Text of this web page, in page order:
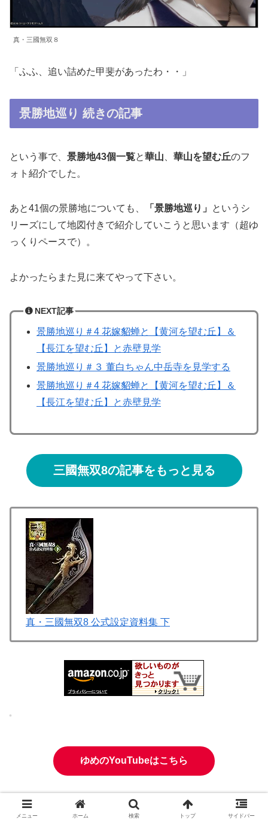
真・三國無双８
「ふふ、追い詰めた甲斐があったわ・・」
景勝地巡り 続きの記事
という事で、 景勝地43個一覧と華山 華山を望む丘のフ
ォト紹介でした。
あと41個の景勝地についても、 「景勝地巡り」
というシ
リーズにして地図付きで紹介していこうと思います（超ゆ
っくりペースで）。
よかったらまた見に来てやって下さい。
NEXT記事
景勝地巡り＃4 花嫁貂蝉と【黄河を望む丘】＆
【長江を望む丘】と赤壁見学
景勝地巡り＃３ 董白ちゃん中岳寺を見学する
景勝地巡り＃4 花嫁貂蝉と【黄河を望む丘】＆
【長江を望む丘】と赤壁見学
三國無双8の記事をもっと見る
真・三國無双8 公式設定資料集 下
ゆめのYouTubeはこちら
Xはこちら ご質問あればどうぞ
メニュー ホーム 検索 トップ サイドバー